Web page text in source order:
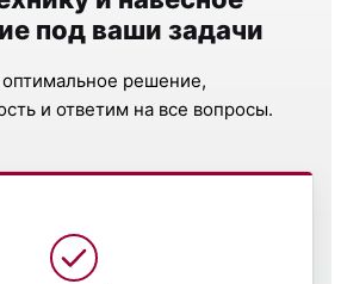
под ваши задачи
решение,
и ответим на все вопросы.